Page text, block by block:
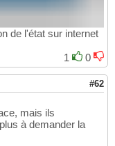
de l'état sur internet
1
0
#62
mais ils
à demander la